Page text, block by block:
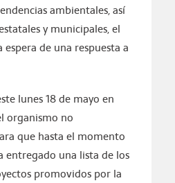
ambientales, así
y municipales, el
espera de una respuesta a
lunes 18 de mayo en
organismo no
que hasta el momento
entregado una lista de los
promovidos por la